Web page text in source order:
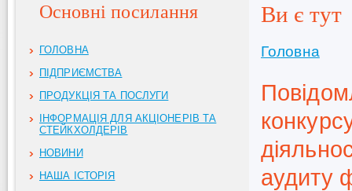
Основні посилання
ГОЛОВНА
ПІДПРИЄМСТВА
ПРОДУКЦІЯ ТА ПОСЛУГИ
ІНФОРМАЦІЯ ДЛЯ АКЦІОНЕРІВ ТА
СТЕЙКХОЛДЕРІВ
НОВИНИ
НАША ІСТОРІЯ
Ви є тут
Головна
аудиту